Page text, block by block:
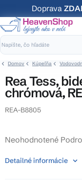
na
obsah
Doprava
Domov Kúpeľňa
Rea Tess,
chrómová,
REA-B8805
Priemerné
produktu
Neohodnotené
Detailné informácie